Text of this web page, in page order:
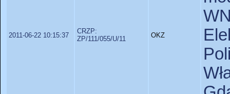
2011-06-22 10:15:37
CRZP:
ZP/111/055/U/11
OKZ